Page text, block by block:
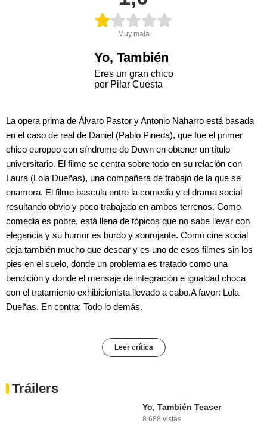
Muy mala
Yo, También
Eres un gran chico
por Pilar Cuesta
La opera prima de Álvaro Pastor y Antonio Naharro está basada
en el caso de real de Daniel (Pablo Pineda), que fue el primer
chico europeo con síndrome de Down en obtener un título
universitario. El filme se centra sobre todo en su relación con
Laura (Lola Dueñas), una compañera de trabajo de la que se
enamora. El filme bascula entre la comedia y el drama social
resultando obvio y poco trabajado en ambos terrenos. Como
comedia es pobre, está llena de tópicos que no sabe llevar con
elegancia y su humor es burdo y sonrojante. Como cine social
deja también mucho que desear y es uno de esos filmes sin los
pies en el suelo, donde un problema es tratado como una
bendición y donde el mensaje de integración e igualdad choca
con el tratamiento exhibicionista llevado a cabo.A favor: Lola
Dueñas. En contra: Todo lo demás.
Leer crítica
Tráilers
Yo, También Teaser
8.688 vistas